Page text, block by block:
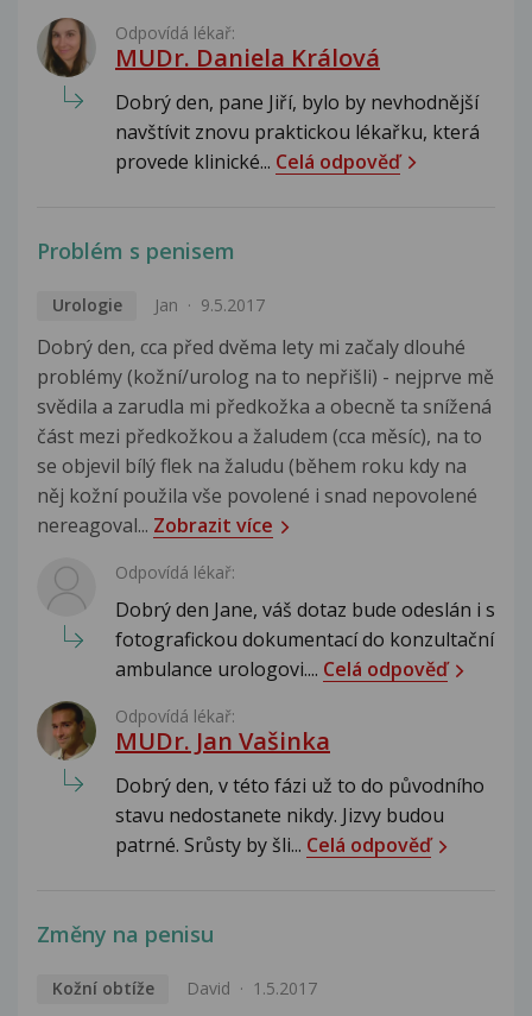
Odpovídá lékař:
MUDr. Daniela Králová
Dobrý den, pane Jiří, bylo by nevhodnější
navštívit znovu praktickou lékařku, která
provede klinické... Celá odpověď
Problém s penisem
Urologie Jan 9.5.2017
Dobrý den, cca před dvěma lety mi začaly dlouhé
problémy (kožní/urolog na to nepřišli) - nejprve mě
svědila a zarudla mi předkožka a obecně ta snížená
část mezi předkožkou a žaludem (cca měsíc), na to
se objevil bílý flek na žaludu (během roku kdy na
něj kožní použila vše povolené i snad nepovolené
nereagoval... Zobrazit více
Odpovídá lékař:
Dobrý den Jane, váš dotaz bude odeslán i s
fotografickou dokumentací do konzultační
ambulance urologovi.... Celá odpověď
Odpovídá lékař:
MUDr. Jan Vašinka
Dobrý den, v této fázi už to do původního
stavu nedostanete nikdy. Jizvy budou
patrné. Srůsty by šli... Celá odpověď
Změny na penisu
Kožní obtíže David 1.5.2017